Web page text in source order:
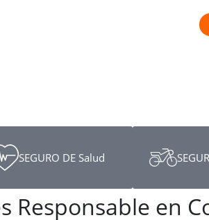
SEGURO DE Salud
Responsable en